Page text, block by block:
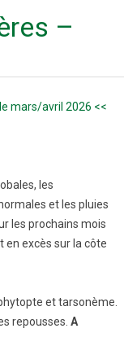
–
mars/avril 2026 <<
les
et les pluies
les prochains mois
en excès sur la côte
et tarsonème.
repousses. A